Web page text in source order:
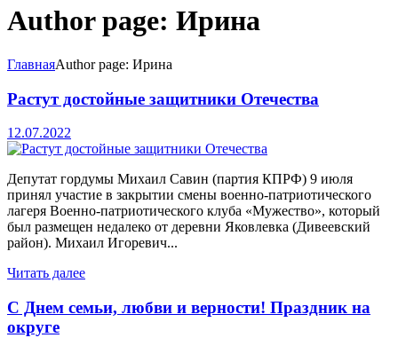
Author page: Ирина
ГлавнаяAuthor page: Ирина
Растут достойные защитники Отечества
12.07.2022
Депутат гордумы Михаил Савин (партия КПРФ) 9 июля
принял участие в закрытии смены военно-патриотического
лагеря Военно-патриотического клуба «Мужество», который
был размещен недалеко от деревни Яковлевка (Дивеевский
район). Михаил Игоревич...
Читать далее
С Днем семьи, любви и верности! Праздник на
округе